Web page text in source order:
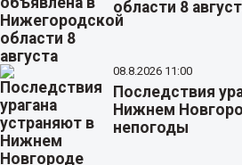
области 8
08.8.2026 11:00
Последствия
Нижнем
непогоды